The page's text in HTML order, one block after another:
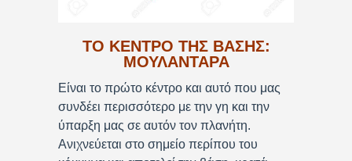
ΤΟ ΚΕΝΤΡΟ ΤΗΣ ΒΑΣΗΣ:
ΜΟΥΛΑΝΤΑΡΑ
Είναι το πρώτο κέντρο και αυτό που μας
συνδέει περισσότερο με την γη και την
ύπαρξη μας σε αυτόν τον πλανήτη.
Ανιχνεύεται στο σημείο περίπου του